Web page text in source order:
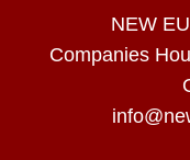
NEW
Companies